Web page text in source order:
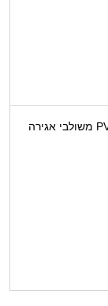
הלוואה למימון צבר פרויקטים PV משולבי אגירה